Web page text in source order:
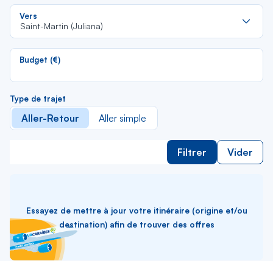
Vers
Saint-Martin (Juliana)
Budget (€)
Type de trajet
Aller-Retour Aller simple
Filtrer Vider
Essayez de mettre à jour votre itinéraire (origine et/ou
destination) afin de trouver des offres